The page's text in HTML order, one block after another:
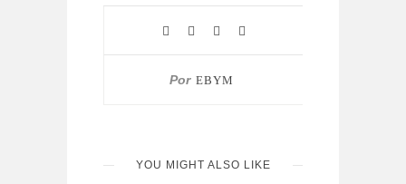
Por EBYM
YOU MIGHT ALSO LIKE